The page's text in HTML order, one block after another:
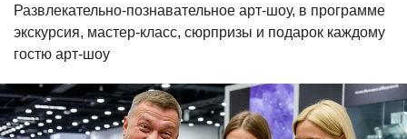
Развлекательно-познавательное арт-шоу, в программе
экскурсия, мастер-класс, сюрпризы и подарок каждому
гостю арт-шоу